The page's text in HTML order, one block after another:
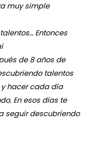
muy simple
Entonces
de 8 años de
talentos
hacer cada día
En esos días te
seguir descubriendo